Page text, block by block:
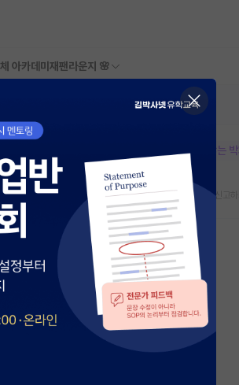
아카데미 재팬라운지 🌸
본문이 수정되지 않는
스크랩 신고하